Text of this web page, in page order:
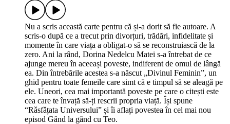
Nu a scris această carte pentru că și-a dorit să fie autoare. A
scris-o după ce a trecut prin divorțuri, trădări, infidelitate și
momente în care viața a obligat-o să se reconstruiască de la
zero. Ani la rând, Dorina Nedelcu Matei s-a întrebat de ce
ajunge mereu în aceeași poveste, indiferent de omul de lângă
ea. Din întrebările acestea s-a născut „Divinul Feminin”, un
ghid pentru toate femeile care simt că e timpul să se aleagă pe
ele. Uneori, cea mai importantă poveste pe care o citești este
cea care te învață să-ți rescrii propria viață. Își spune
“Rǎsfǎțata Universului” și îi aflați povestea în cel mai nou
episod Gând la gând cu Teo.